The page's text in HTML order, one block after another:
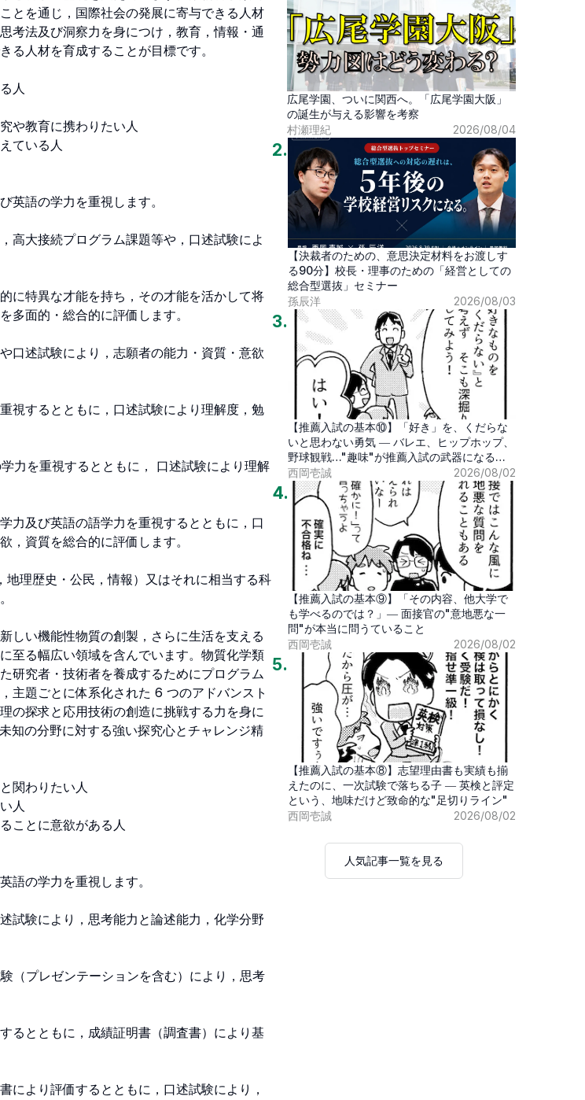
広尾学園、ついに関西へ。「広尾学園大阪」
の誕生が与える影響を考察
村瀬理紀
2026/08/04
2.
【決裁者のための、意思決定材料をお渡しす
る90分】校長・理事のための「経営としての
総合型選抜」セミナー
孫辰洋
2026/08/03
3.
【推薦入試の基本⑩】「好き」を、くだらな
いと思わない勇気 ― バレエ、ヒップホップ、
野球観戦…"趣味"が推薦入試の武器になる時
代
西岡壱誠 2026/08/02
4.
【推薦入試の基本⑨】「その内容、他大学で
も学べるのでは？」― 面接官の"意地悪な一
問"が本当に問うていること
西岡壱誠
2026/08/02
5.
【推薦入試の基本⑧】志望理由書も実績も揃
えたのに、一次試験で落ちる子 ― 英検と評定
という、地味だけど致命的な"足切りライン"
西岡壱誠
2026/08/02
人気記事一覧を見る